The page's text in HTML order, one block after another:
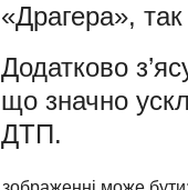
«Драгера», так
Додатково
що значно
ДТП.